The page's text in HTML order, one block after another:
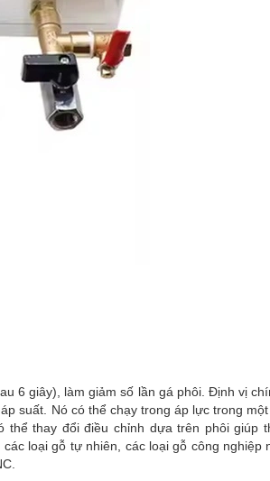
6 giây), làm giảm số lần gá phôi. Định vị
suất. Nó có thể chạy trong áp lực trong
thay đổi điều chỉnh dựa trên phôi giúp
loại gỗ tự nhiên, các loại gỗ công nghiệp